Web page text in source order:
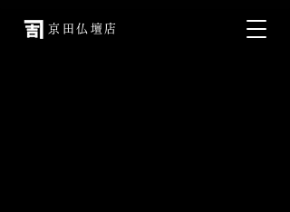
京田仏壇店